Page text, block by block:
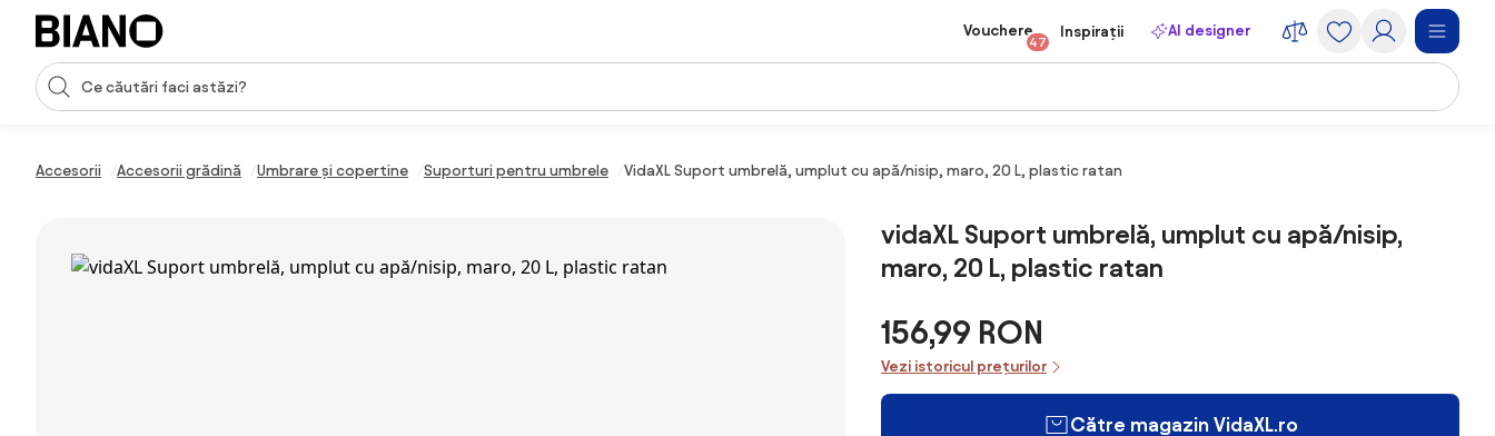
Sari peste navigare, accesează conținutul
Introducerea căutării
Vouchere
47
Inspirații AI designer
Accesorii Accesorii grădină Umbrare și copertine Suporturi pentru umbrele VidaXL Suport umbrelă, umplut cu apă/nisip, maro, 20 L, plastic ratan
vidaXL Suport umbrelă, umplut cu apă/nisip,
maro, 20 L, plastic ratan
156,99 RON
Vezi istoricul prețurilor
Către magazin VidaXL.ro